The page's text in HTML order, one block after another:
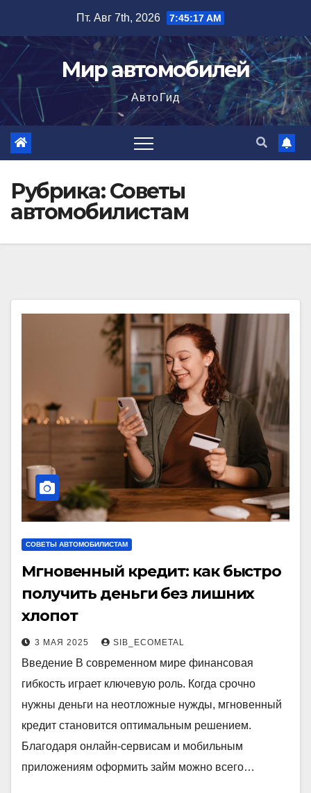
содержимому
Пт. Авг 7th, 2026 7:45:19 AM
Мир автомобилей
АвтоГид
Рубрика:Советы
автомобилистам
СОВЕТЫ АВТОМОБИЛИСТАМ
Мгновенный кредит: как быстро
получить деньги без лишних
хлопот
3 МАЯ 2025 SIB_ECOMETAL
Введение В современном мире финансовая
гибкость играет ключевую роль. Когда срочно
нужны деньги на неотложные нужды, мгновенный
кредит становится оптимальным решением.
Благодаря онлайн-сервисам и мобильным
приложениям оформить займ можно всего…